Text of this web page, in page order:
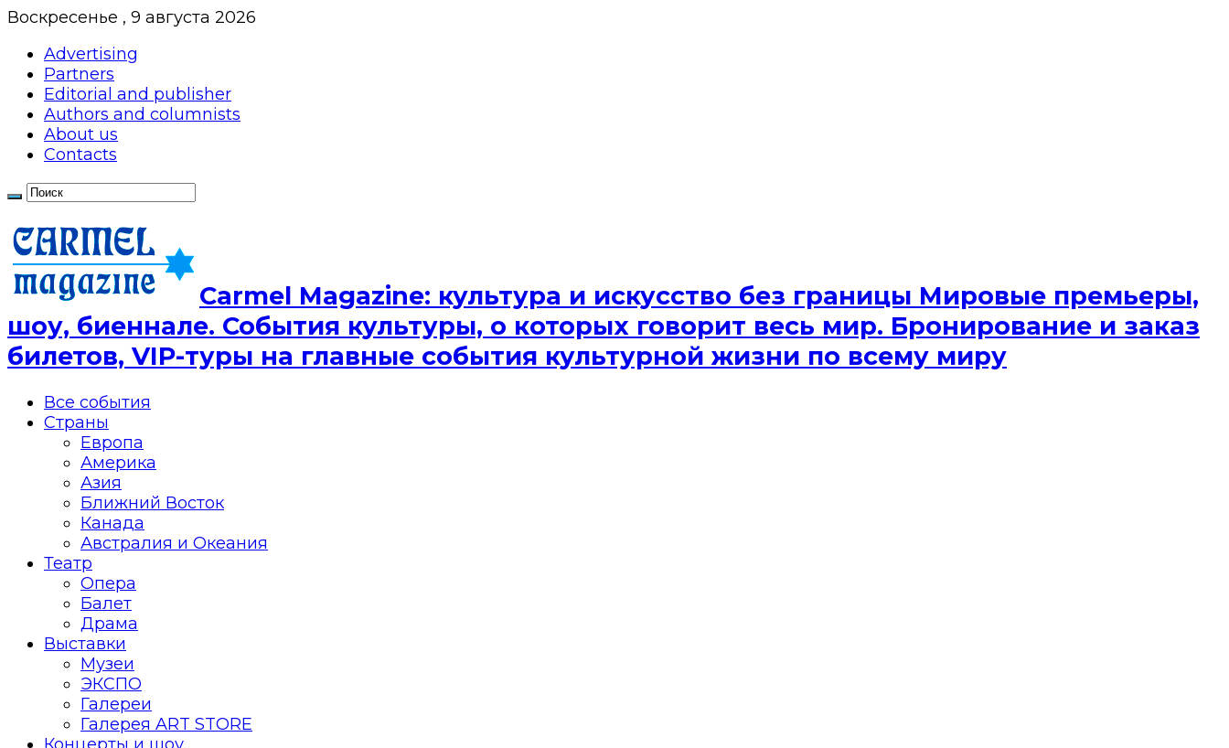
Воскресенье , 9 августа 2026
Advertising
Partners
Editorial and publisher
Authors and columnists
About us
Contacts
Сarmel Magazine: культура и искусство без границы Мировые премьеры,
шоу, биеннале. События культуры, о которых говорит весь мир. Бронирование и заказ
билетов, VIP-туры на главные события культурной жизни по всему миру
Все события
Страны
Европа
Америка
Азия
Ближний Восток
Канада
Австралия и Океания
Театр
Опера
Балет
Драма
Выставки
Музеи
ЭКСПО
Галереи
Галерея ART STORE